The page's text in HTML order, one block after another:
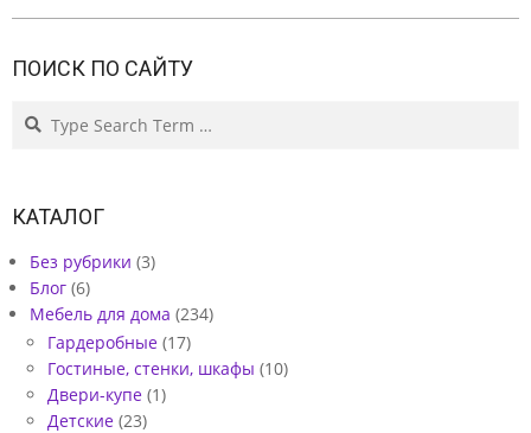
08-
09
ПОИСК ПО САЙТУ
Search
КАТАЛОГ
Без рубрики (3)
Блог (6)
Мебель для дома (234)
Гардеробные (17)
Гостиные, стенки, шкафы (10)
Двери-купе (1)
Детские (23)